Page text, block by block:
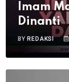
Imam
Dinanti
BYREDAKSI